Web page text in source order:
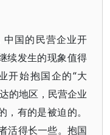
国的民营企业开
续发生的现象值得
开始抱国企的“大
的地区，民营企业
有的是被迫的。
活得长一些。抱国